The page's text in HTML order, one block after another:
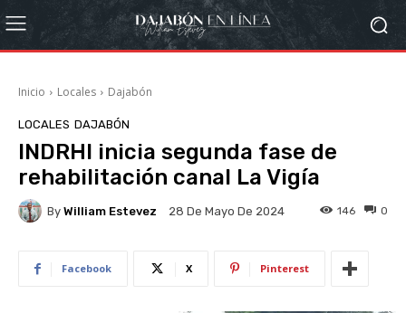
Inicio Locales Dajabón
LOCALES DAJABÓN
INDRHI inicia segunda fase de
rehabilitación canal La Vigía
By William Estevez 28 De Mayo De 2024 0
146
Facebook X Pinterest